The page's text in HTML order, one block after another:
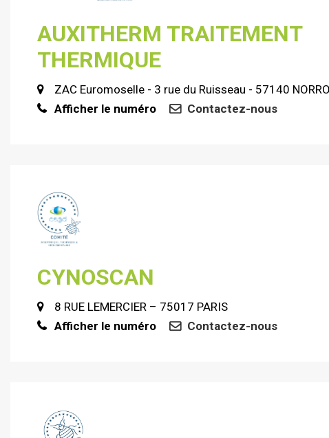
AUXITHERM TRAITEMENT
THERMIQUE
ZAC Euromoselle - 3 rue du Ruisseau - 57140
Afficher le numéro
Contactez-nous
CYNOSCAN
8 RUE LEMERCIER – 75017 PARIS
Afficher le numéro
Contactez-nous